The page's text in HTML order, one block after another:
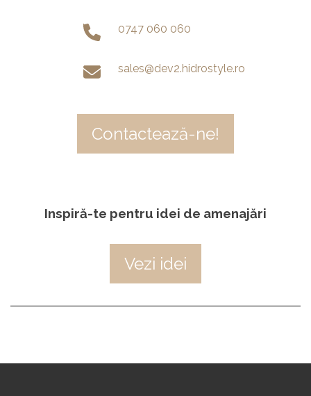
0747 060 060
sales@dev2.hidrostyle.ro
Contactează-ne!
Inspiră-te pentru idei de amenajări
Vezi idei